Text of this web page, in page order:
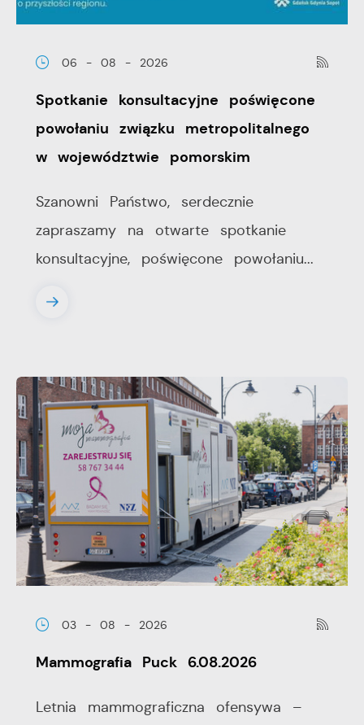
06 - 08 - 2026
Spotkanie konsultacyjne poświęcone
powołaniu związku metropolitalnego
w województwie pomorskim
Szanowni Państwo, serdecznie
zapraszamy na otwarte spotkanie
konsultacyjne, poświęcone powołaniu...
03 - 08 - 2026
Mammografia Puck 6.08.2026
Letnia mammograficzna ofensywa –